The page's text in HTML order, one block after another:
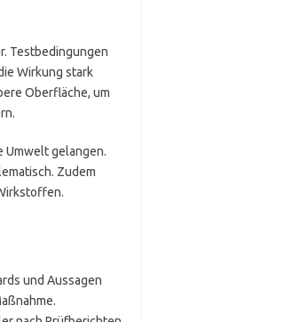
Testbedingungen
Wirkung stark
Oberfläche, um
Umwelt gelangen.
Zudem
und Aussagen